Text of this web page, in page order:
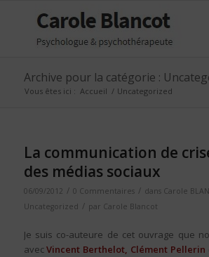
Archive pour la catégorie :
Vous êtes ici : Accueil / Uncategorized
La communication de
des médias sociaux
06/09/2012 / 0 Commentaires / dans Carole
Uncategorized / par Carole Blancot
Je suis co-auteure de cet ouvrage que
avecVincent Berthelot, Clément Pellerin